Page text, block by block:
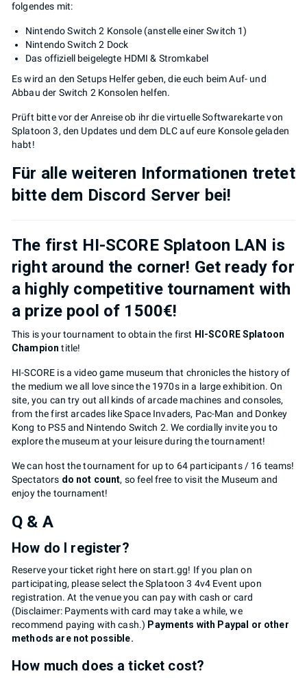
folgendes mit:
Nintendo Switch 2 Konsole (anstelle einer Switch 1)
Nintendo Switch 2 Dock
Das offiziell beigelegte HDMI & Stromkabel
Es wird an den Setups Helfer geben, die euch beim Auf- und
Abbau der Switch 2 Konsolen helfen.
Prüft bitte vor der Anreise ob ihr die virtuelle Softwarekarte von
Splatoon 3, den Updates und dem DLC auf eure Konsole geladen
habt!
Für alle weiteren Informationen tretet
bitte dem Discord Server bei!
The first HI-SCORE Splatoon LAN is
right around the corner! Get ready for
a highly competitive tournament with
a prize pool of 1500€!
This is your tournament to obtain the first HI-SCORE Splatoon
Champion title!
HI-SCORE is a video game museum that chronicles the history of
the medium we all love since the 1970s in a large exhibition. On
site, you can try out all kinds of arcade machines and consoles,
from the first arcades like Space Invaders, Pac-Man and Donkey
Kong to PS5 and Nintendo Switch 2. We cordially invite you to
explore the museum at your leisure during the tournament!
We can host the tournament for up to 64 participants / 16 teams!
Spectators do not count, so feel free to visit the Museum and
enjoy the tournament!
Q & A
How do I register?
Reserve your ticket right here on start.gg! If you plan on
participating, please select the Splatoon 3 4v4 Event upon
registration. At the venue you can pay with cash or card
(Disclaimer: Payments with card may take a while, we
recommend paying with cash.) Payments with Paypal or other
methods are not possible.
How much does a ticket cost?